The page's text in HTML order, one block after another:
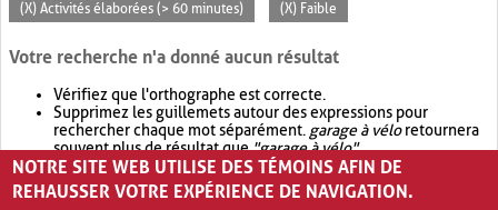
(X) Activités élaborées (> 60 minutes) (X) Faible
Votre recherche n'a donné aucun résultat
Vérifiez que l'orthographe est correcte.
Supprimez les guillemets autour des expressions pour
rechercher chaque mot séparément. garage à véloretournera
souvent plus de résultat que"garage à vélo".
Envisagez d'élargir votre recherche avec OR.garage OR vélo
retournera souvent plus de résultat quegarage à vélo
NOTRE SITE WEB UTILISE DES TÉMOINS AFIN DE
REHAUSSER VOTRE EXPÉRIENCE DE NAVIGATION.